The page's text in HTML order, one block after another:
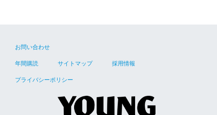
お問い合わせ
年間購読 サイトマップ 採用情報
プライバシーポリシー